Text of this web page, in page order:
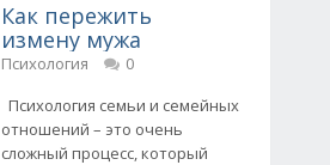
Как пережить
измену мужа
Психология
0
Психология семьи и семейных
отношений – это очень
сложный процесс, который